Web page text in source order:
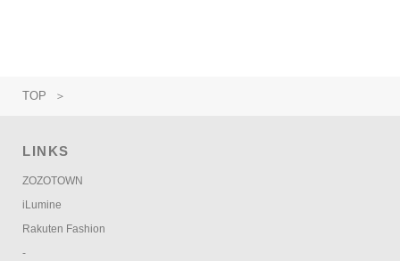
TOP ＞
LINKS
ZOZOTOWN
iLumine
Rakuten Fashion
-